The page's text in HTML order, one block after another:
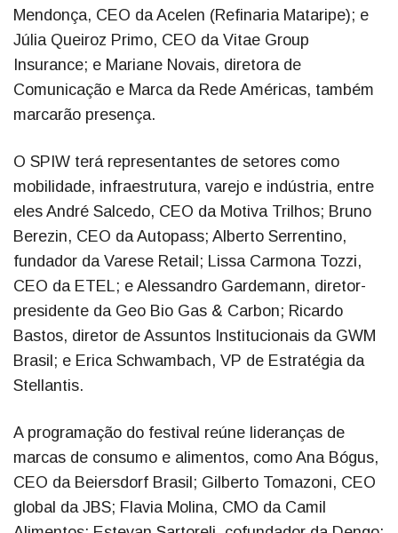
Mendonça, CEO da Acelen (Refinaria Mataripe); e
Júlia Queiroz Primo, CEO da Vitae Group
Insurance; e Mariane Novais, diretora de
Comunicação e Marca da Rede Américas, também
marcarão presença.
O SPIW terá representantes de setores como
mobilidade, infraestrutura, varejo e indústria, entre
eles André Salcedo, CEO da Motiva Trilhos; Bruno
Berezin, CEO da Autopass; Alberto Serrentino,
fundador da Varese Retail; Lissa Carmona Tozzi,
CEO da ETEL; e Alessandro Gardemann, diretor-
presidente da Geo Bio Gas & Carbon; Ricardo
Bastos, diretor de Assuntos Institucionais da GWM
Brasil; e Erica Schwambach, VP de Estratégia da
Stellantis.
A programação do festival reúne lideranças de
marcas de consumo e alimentos, como Ana Bógus,
CEO da Beiersdorf Brasil; Gilberto Tomazoni, CEO
global da JBS; Flavia Molina, CMO da Camil